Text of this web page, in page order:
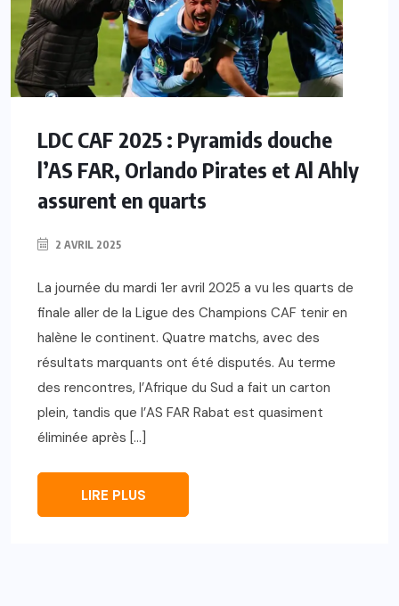
LDC CAF 2025 : Pyramids douche
l’AS FAR, Orlando Pirates et Al Ahly
assurent en quarts
2 AVRIL 2025
La journée du mardi 1er avril 2025 a vu les quarts de
finale aller de la Ligue des Champions CAF tenir en
halène le continent. Quatre matchs, avec des
résultats marquants ont été disputés. Au terme
des rencontres, l’Afrique du Sud a fait un carton
plein, tandis que l’AS FAR Rabat est quasiment
éliminée après […]
LIRE PLUS